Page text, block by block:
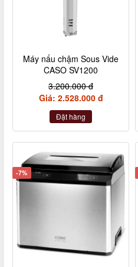
Máy nấu chậm Sous Vide
CASO SV1200
3.200.000 đ
Giá: 2.528.000 đ
Đặt hàng
-7%